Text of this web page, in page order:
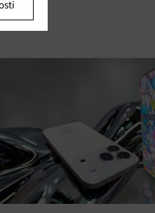
aktivní